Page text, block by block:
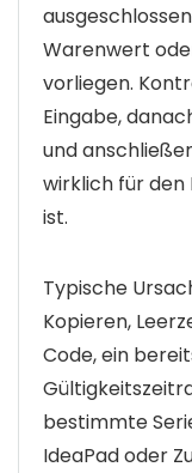
Warenwert
vorliegen.
Eingabe,
und
wirklich für
ist.
Typische
Kopieren,
Code, ein
bestimmte
IdeaPad oder